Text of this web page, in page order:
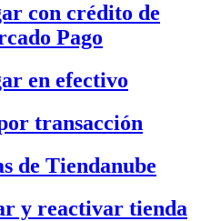
con crédito de
Pago
en efectivo
transacción
de Tiendanube
y reactivar tienda